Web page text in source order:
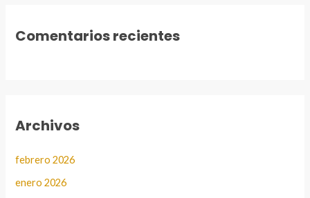
Comentarios recientes
Archivos
febrero 2026
enero 2026